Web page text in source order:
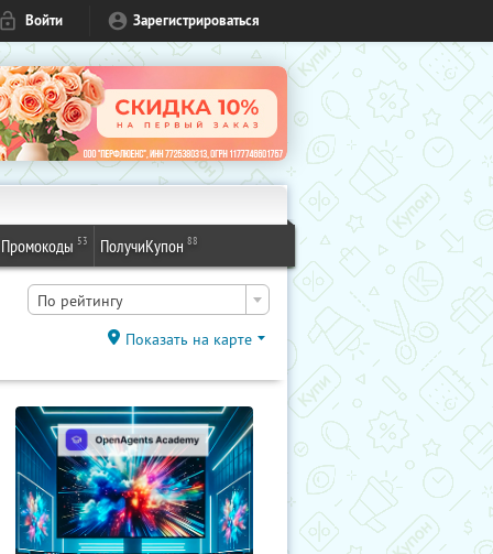
Войти Зарегистрироваться
Промокоды 53 ПолучиКупон 88
По рейтингу
Показать на карте